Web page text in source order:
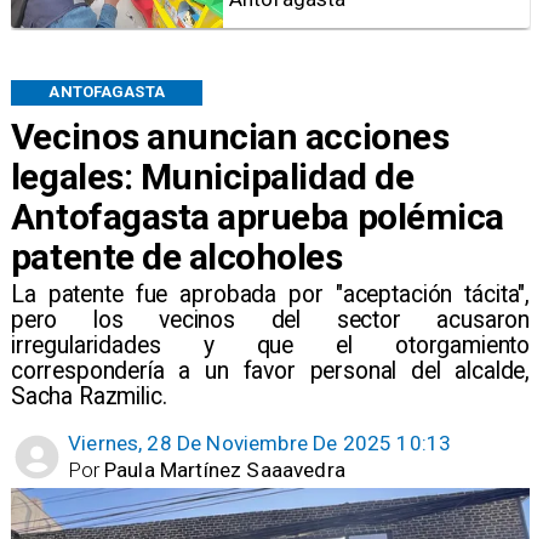
Vecinos anuncian acciones
legales: Municipalidad de
Antofagasta aprueba polémica
patente de alcoholes
La patente fue aprobada por "aceptación tácita",
pero los vecinos del sector acusaron
irregularidades y que el otorgamiento
correspondería a un favor personal del alcalde,
Sacha Razmilic.
ANTOFAGASTA
Viernes, 28 De Noviembre De 2025 10:13
Paula Martínez Saaavedra
Por